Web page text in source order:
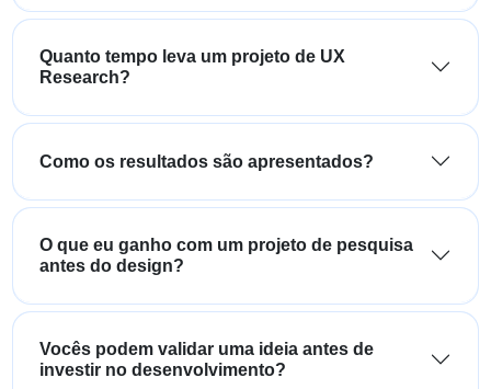
Quanto tempo leva um projeto de UX
Research?
Como os resultados são apresentados?
O que eu ganho com um projeto de pesquisa
antes do design?
Vocês podem validar uma ideia antes de
investir no desenvolvimento?